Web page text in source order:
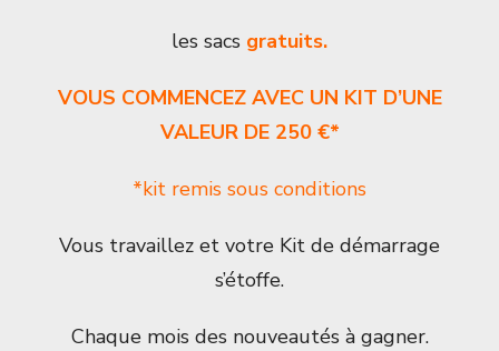
les sacs gratuits.
VOUS COMMENCEZ AVEC UN KIT D’UNE
VALEUR DE 250 €*
*kit remis sous conditions
Vous travaillez et votre Kit de démarrage
s’étoffe.
Chaque mois des nouveautés à gagner.